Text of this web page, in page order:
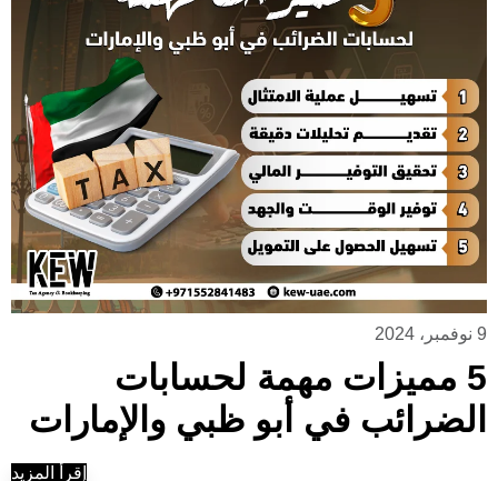
9 نوفمبر، 2024
5 مميزات مهمة لحسابات
الضرائب في أبو ظبي والإمارات
إقرأ المزيد